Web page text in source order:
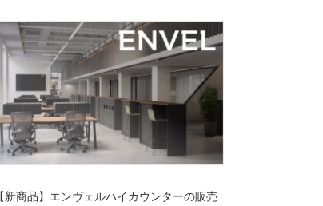
【新商品】エンヴェルハイカウンターの販売